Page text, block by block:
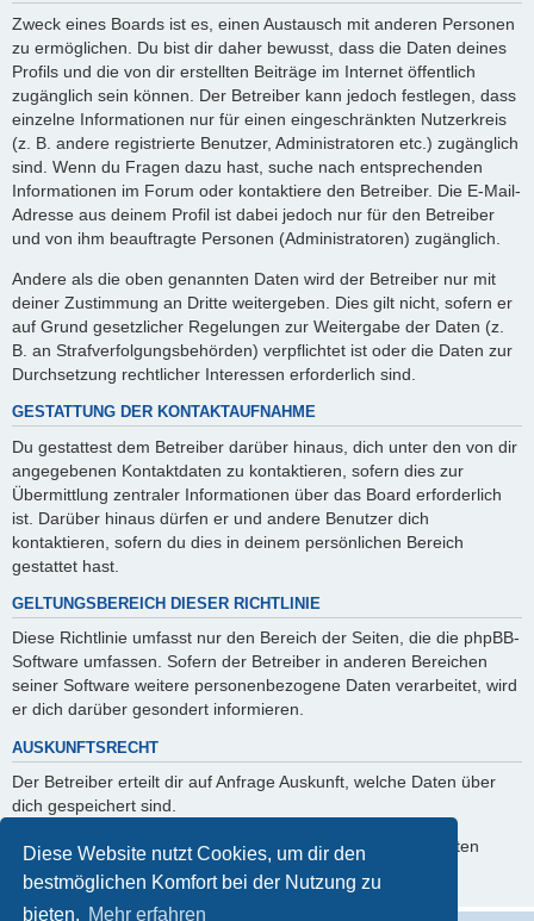
Diese Website nutzt Cookies, um dir den
bestmöglichen Komfort bei der Nutzung zu
bieten. Mehr erfahren
Zweck eines Boards ist es, einen Austausch mit anderen Personen
zu ermöglichen. Du bist dir daher bewusst, dass die Daten deines
Profils und die von dir erstellten Beiträge im Internet öffentlich
zugänglich sein können. Der Betreiber kann jedoch festlegen, dass
einzelne Informationen nur für einen eingeschränkten Nutzerkreis
(z. B. andere registrierte Benutzer, Administratoren etc.) zugänglich
sind. Wenn du Fragen dazu hast, suche nach entsprechenden
Informationen im Forum oder kontaktiere den Betreiber. Die E-Mail-
Adresse aus deinem Profil ist dabei jedoch nur für den Betreiber
und von ihm beauftragte Personen (Administratoren) zugänglich.
Andere als die oben genannten Daten wird der Betreiber nur mit
deiner Zustimmung an Dritte weitergeben. Dies gilt nicht, sofern er
auf Grund gesetzlicher Regelungen zur Weitergabe der Daten (z.
B. an Strafverfolgungsbehörden) verpflichtet ist oder die Daten zur
Durchsetzung rechtlicher Interessen erforderlich sind.
GESTATTUNG DER KONTAKTAUFNAHME
Du gestattest dem Betreiber darüber hinaus, dich unter den von dir
angegebenen Kontaktdaten zu kontaktieren, sofern dies zur
Übermittlung zentraler Informationen über das Board erforderlich
ist. Darüber hinaus dürfen er und andere Benutzer dich
kontaktieren, sofern du dies in deinem persönlichen Bereich
gestattet hast.
GELTUNGSBEREICH DIESER RICHTLINIE
Diese Richtlinie umfasst nur den Bereich der Seiten, die die phpBB-
Software umfassen. Sofern der Betreiber in anderen Bereichen
seiner Software weitere personenbezogene Daten verarbeitet, wird
er dich darüber gesondert informieren.
AUSKUNFTSRECHT
Der Betreiber erteilt dir auf Anfrage Auskunft, welche Daten über
dich gespeichert sind.
Du kannst jederzeit die Löschung bzw. Sperrung deiner Daten
verlangen. Kontaktiere hierzu bitte den Betreiber.